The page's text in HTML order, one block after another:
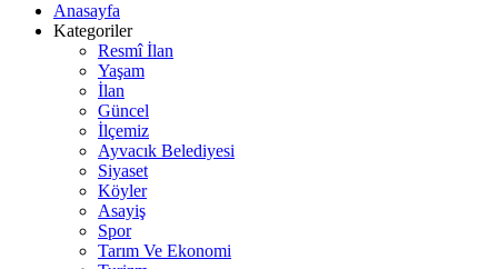
Anasayfa
Kategoriler
Resmî İlan
Yaşam
İlan
Güncel
İlçemiz
Ayvacık Belediyesi
Siyaset
Köyler
Asayiş
Spor
Tarım Ve Ekonomi